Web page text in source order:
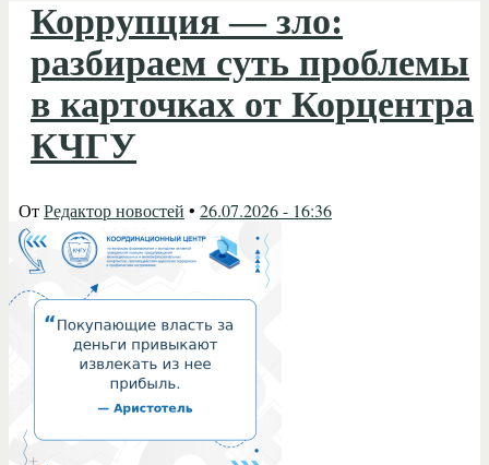
Коррупция — зло:
разбираем суть проблемы
в карточках от Корцентра
КЧГУ
ОтРедактор новостей • 26.07.2026 - 16:36